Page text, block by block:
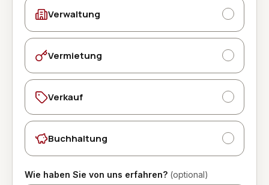
Verwaltung
Vermietung
Verkauf
Buchhaltung
Wie haben Sie von uns erfahren? (optional)